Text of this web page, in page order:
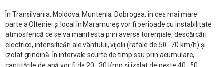
În Transilvania, Moldova, Muntenia, Dobrogea, în cea mai mare
parte a Olteniei și localîn Maramureș vor fi perioade cu instabilitate
atmosferică ce se va manifesta prin averse torențiale, descărcări
electrice, intensificări ale vântului, vijelii (rafale de 50...70 km/h) și
izolat grindină. În intervale scurte de timp sau prin acumulare,
cantitățile de apă vor fi de 20...30 l/mp și izolat de peste 40...50